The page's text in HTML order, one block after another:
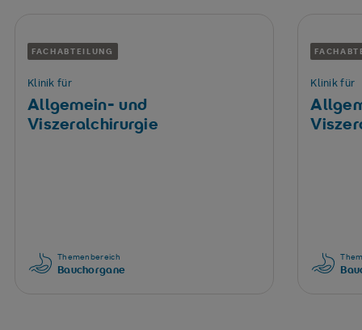
FACHABTEILUNG
Klinik für
Allgemein- und
Viszeralchirurgie
Themenbereich
Bauchorgane
Klinik für